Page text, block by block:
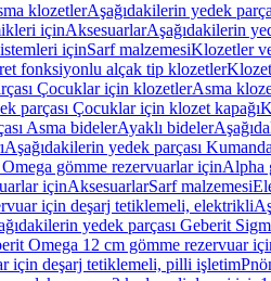
klozetlerAşağıdakilerin yedek
içinAksesuarlarAşağıdakilerin
içinSarf malzemesiKlozetler
fonksiyonlu alçak tip klozetler
Çocuklar için klozetlerAsma
parçası Çocuklar için klozet kapağı
Asma bidelerAyaklı bideler
Aşağıdakilerin yedek parçası
gömme rezervuarlar içinAlpha
içinAksesuarlarSarf malzemesi
için deşarj tetiklemeli, elektrikli
yedek parçası Geberit
Omega 12 cm gömme rezervuar
için deşarj tetiklemeli, pilli işletim